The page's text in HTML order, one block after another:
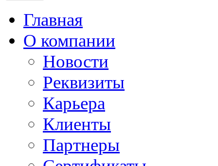
Главная
О компании
Новости
Реквизиты
Карьера
Клиенты
Партнеры